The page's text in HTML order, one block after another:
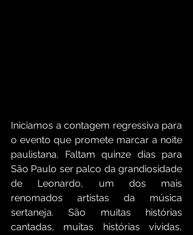
Iniciamos a contagem regressiva para
o evento que promete marcar a noite
paulistana. Faltam quinze dias para
São Paulo ser palco da grandiosidade
de Leonardo, um dos mais
renomados artistas da música
sertaneja. São muitas histórias
cantadas, muitas histórias vividas,